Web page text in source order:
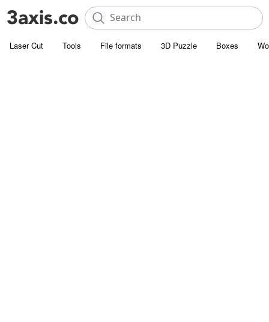
Laser Cut Tools File formats 3D Puzzle Boxes